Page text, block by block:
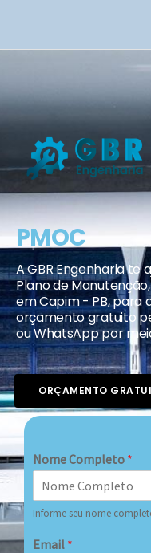
PMOC
A GBR Engenharia te
Plano de
em Capim - PB, para
orçamento gratuito
ou WhatsApp por
ORÇAMENTO
Nome Completo *
Informe seu nome
Email *